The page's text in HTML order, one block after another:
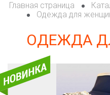
Главная страница
Одежда для
ОДЕЖДА